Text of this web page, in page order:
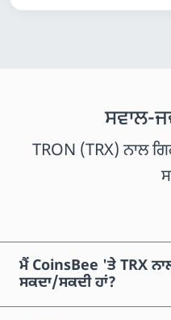
ਸਵਾਲ-
TRON (TRX) ਨਾਲ
ਮੈਂ CoinsBee 'ਤੇ TRX
ਸਕਦਾ/ਸਕਦੀ ਹਾਂ?